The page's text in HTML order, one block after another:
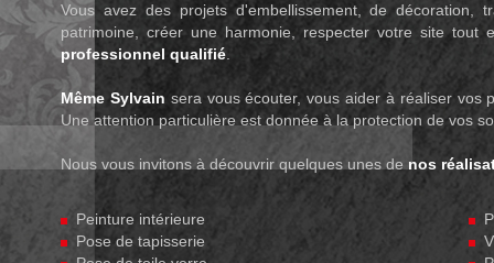
Vous avez des projets d'embellissement, de
patrimoine, créer une harmonie, respecter votre site
professionnel qualifié
Même Sylvain sera vous écouter, vous aider à réaliser vos
Une attention particulière est donnée à la protection de vos
Nous vous invitons à découvrir quelques unes de nos
Peinture intérieure
Pose de tapisserie